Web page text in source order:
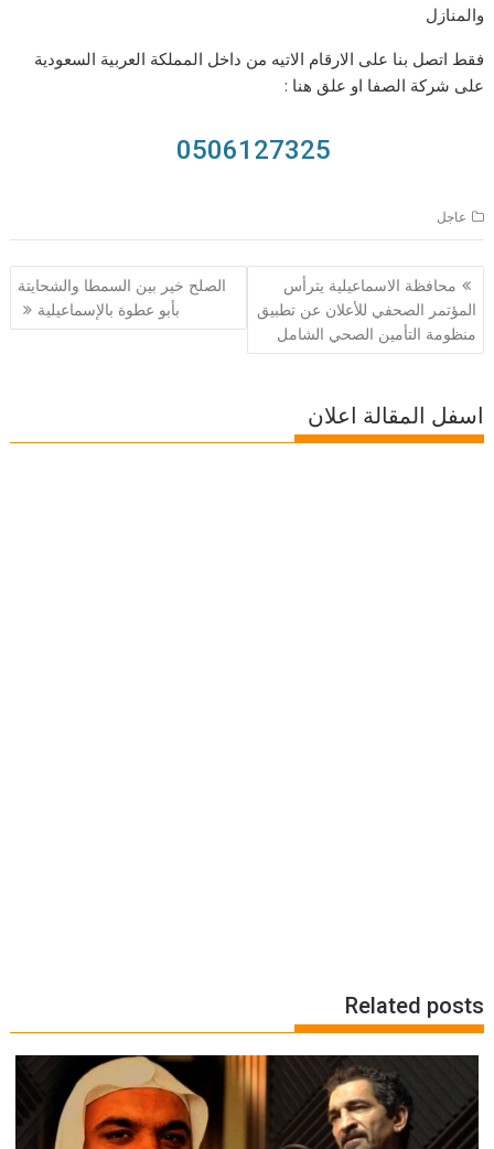
والمنازل
فقط اتصل بنا على الارقام الاتيه من داخل المملكة العربية السعودية
على شركة الصفا او علق هنا :
0506127325
عاجل
تصفّح
المقالات
محافظة الاسماعيلية يترأس
المؤتمر الصحفي للأعلان عن تطبيق
منظومة التأمين الصحي الشامل
الصلح خير بين السمطا والشحايتة
بأبو عطوة بالإسماعيلية
اسفل المقالة اعلان
Related posts